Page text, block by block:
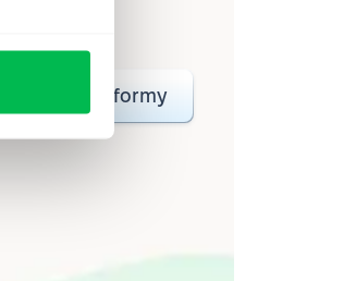
platformy